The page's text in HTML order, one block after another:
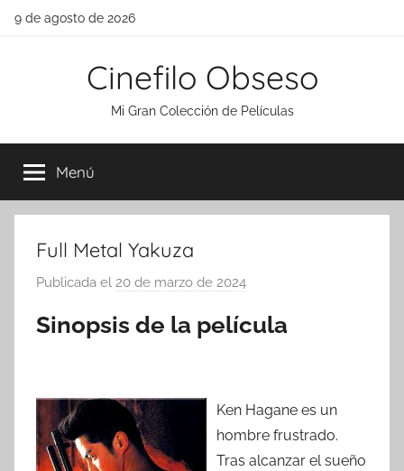
Saltar
9 de agosto de 2026
Cinefilo Obseso
Mi Gran Colección de Películas
Menú
Full Metal Yakuza
Publicada el 20 de marzo de 2024
r
Sinopsis de la película
Ken Hagane es un
hombre frustrado.
Tras alcanzar el sueño